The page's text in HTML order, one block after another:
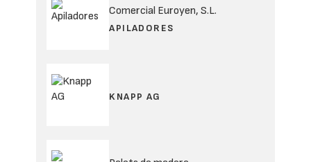
Comercial Euroyen, S.L.
APILADORES
KNAPP AG